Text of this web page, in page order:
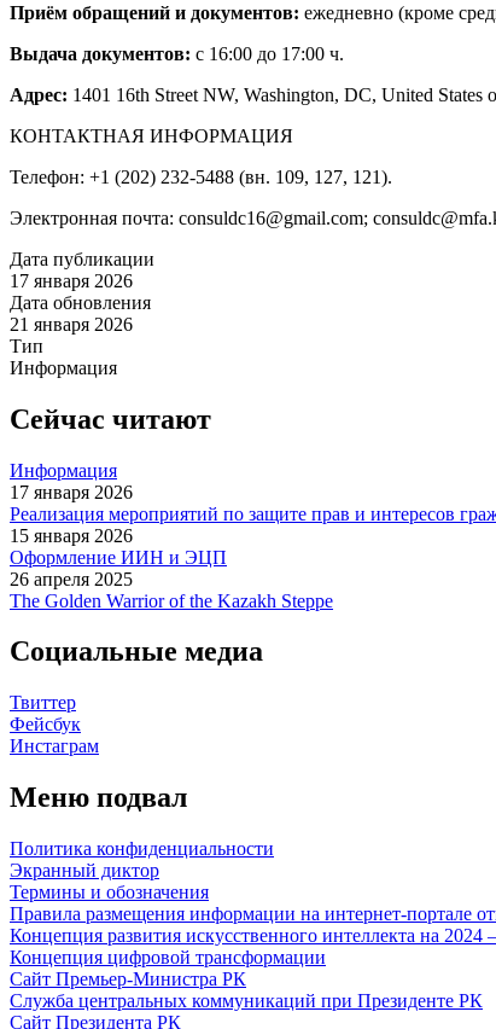
Приём обращений и документов: ежедневно (кроме
Выдача документов: с 16:00 до 17:00 ч.
Адрес: 1401 16th Street NW, Washington, DC, United States
КОНТАКТНАЯ ИНФОРМАЦИЯ
Телефон: +1 (202) 232-5488 (вн. 109, 127, 121).
Электронная почта: consuldc16@gmail.com;
Дата публикации
17 января 2026
Дата обновления
21 января 2026
Тип
Информация
Сейчас читают
Информация
17 января 2026
Реализация мероприятий по защите прав и интересов
15 января 2026
Оформление ИИН и ЭЦП
26 апреля 2025
The Golden Warrior of the Kazakh Steppe
Социальные медиа
Твиттер
Фейсбук
Инстаграм
Меню подвал
Политика конфиденциальности
Экранный диктор
Термины и обозначения
Правила размещения информации на интернет-портале
Концепция развития искусственного интеллекта на 2024
Концепция цифровой трансформации
Сайт Премьер-Министра РК
Служба центральных коммуникаций при Президенте РК
Сайт Президента РК